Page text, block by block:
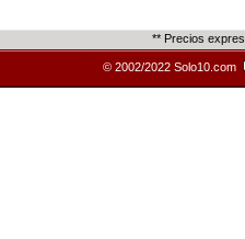
** Precios
© 2002/2022 Solo10.com